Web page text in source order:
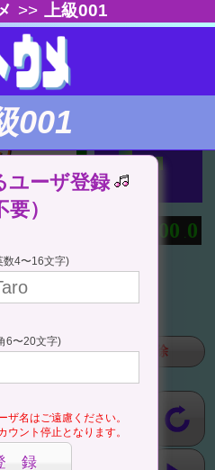
>> 上級001
001
ユーザ登録
）
数4〜16文字)
6〜20文字)
ザ名はご遠慮ください。
ウント停止となります。
プ
ト
00 0
全削除